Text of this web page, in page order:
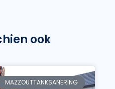
ook
MAZZOUTTANKSANERING